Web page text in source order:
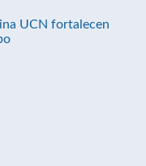
UCN fortalecen